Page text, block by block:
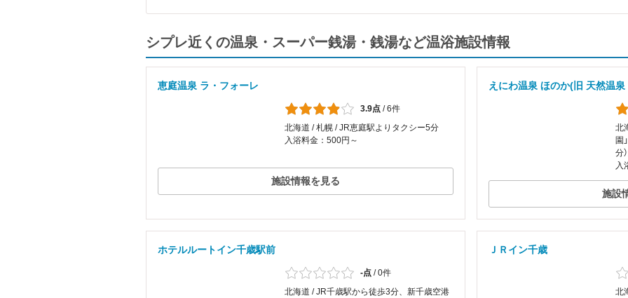
シプレ近くの温泉・スーパー銭湯・銭湯など温浴施設情報
恵庭温泉 ラ・フォーレ
3.9点 /6件
北海道 / 札幌 / JR恵庭駅よりタクシー5分
入浴料金：500円～
施設情報を見る
えにわ温泉 ほのか(旧 天然温
北
園
分
入
施設
ホテルルートイン千歳駅前
-点 /0件
北海道 / JR千歳駅から徒歩3分、新千歳空港
ＪＲイン千歳
北